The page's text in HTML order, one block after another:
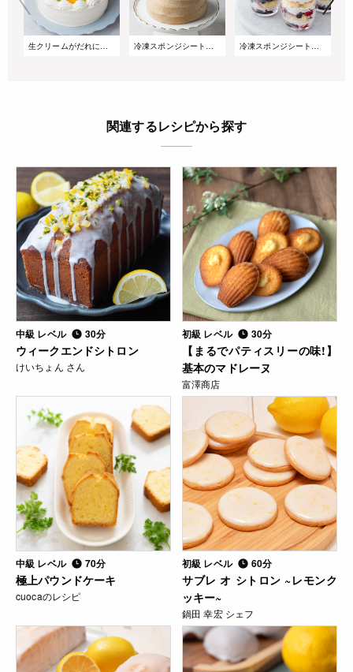
生クリームがだれにくい!サマーショートケーキ 冷凍スポンジシートで簡単!桃とアールグレイのズコットケーキ 冷凍スポンジシートで簡単!重ねるだけのベリーグラスケーキ
関連するレシピから探す
中級 レベル 30分
ウィークエンドシトロン
けいちょん さん
初級 レベル 30分
【まるでパティスリーの味!】
基本のマドレーヌ
富澤商店
中級 レベル 70分
極上パウンドケーキ
cuocaのレシピ
初級 レベル 60分
サブレ オ シトロン ~レモンク
ッキー~
鍋田 幸宏 シェフ